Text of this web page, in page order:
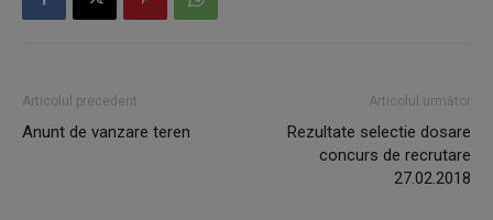
Articolul precedent
Anunt de vanzare teren
Articolul următor
Rezultate selectie dosare
concurs de recrutare
27.02.2018